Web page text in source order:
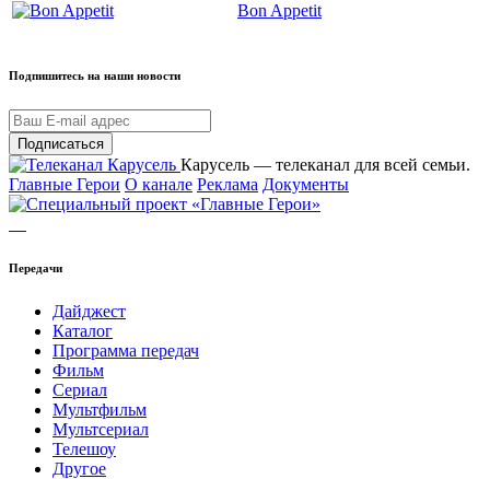
Bon Appetit
Подпишитесь на наши новости
Подписаться
Карусель — телеканал для всей семьи.
Главные Герои О канале Реклама Документы
Передачи
Дайджест
Каталог
Программа передач
Фильм
Сериал
Мультфильм
Мультсериал
Телешоу
Другое